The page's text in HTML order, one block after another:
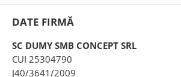
DATE FIRMĂ
SC DUMY SMB CONCEPT SRL
CUI 25304790
J40/3641/2009